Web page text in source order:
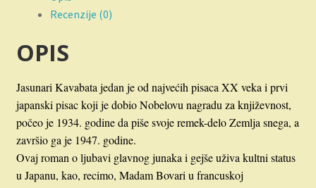
Recenzije (0)
OPIS
Jasunari Kavabata jedan je od najvećih pisaca XX veka i prvi
japanski pisac koji je dobio Nobelovu nagradu za književnost,
počeo je 1934. godine da piše svoje remek-delo Zemlja snega, a
završio ga je 1947. godine.
Ovaj roman o ljubavi glavnog junaka i gejše uživa kultni status
u Japanu, kao, recimo, Madam Bovari u francuskoj